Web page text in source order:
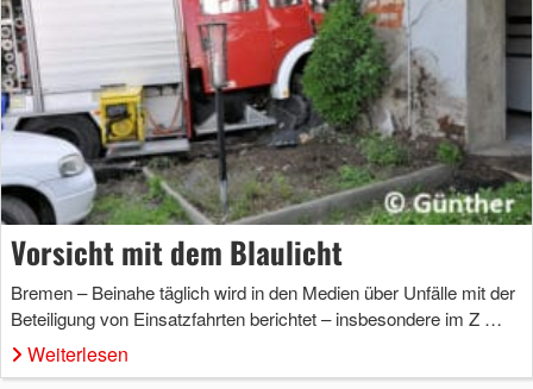
Vor­sicht mit dem Blau­licht
Bremen – Beinahe täglich wird in den Medien über Unfälle mit der
Beteiligung von Einsatzfahrten berichtet – insbesondere im Z …
Weiterlesen